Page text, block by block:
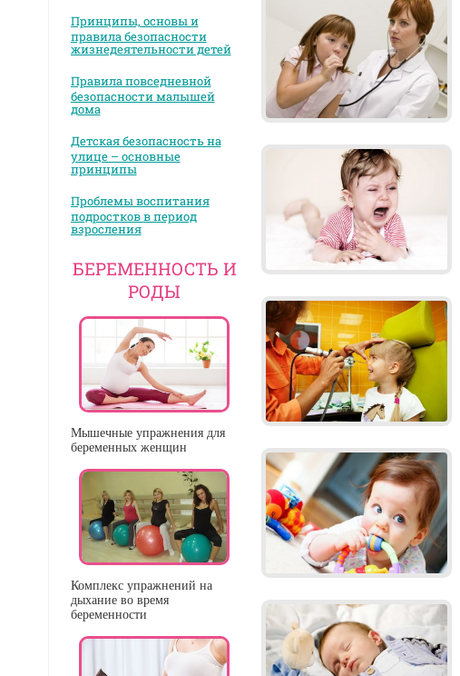
Принципы, основы и
правила безопасности
жизнедеятельности детей
Правила повседневной
безопасности малышей
дома
Детская безопасность на
улице – основные
принципы
Проблемы воспитания
подростков в период
взросления
БЕРЕМЕННОСТЬ И
РОДЫ
Мышечные упражнения для
беременных женщин
Комплекс упражнений на
дыхание во время
беременности